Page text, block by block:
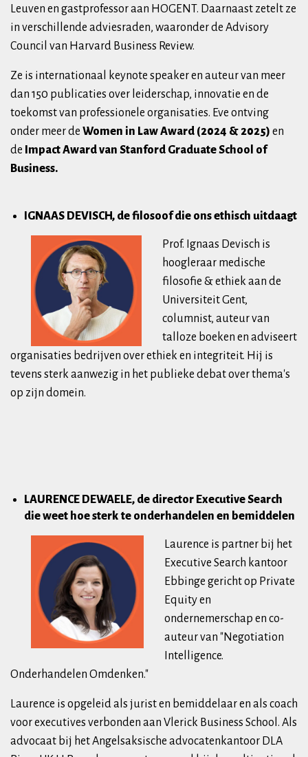
Leuven en gastprofessor aan HOGENT. Daarnaast zetelt ze
in verschillende adviesraden, waaronder de Advisory
Council van Harvard Business Review.
Ze is internationaal keynote speaker en auteur van meer
dan 150 publicaties over leiderschap, innovatie en de
toekomst van professionele organisaties. Eve ontving
onder meer de Women in Law Award (2024 & 2025) en
de Impact Award van Stanford Graduate School of
Business.
IGNAAS DEVISCH, de filosoof die ons ethisch uitdaagt
Prof. Ignaas Devisch is
hoogleraar medische
filosofie & ethiek aan de
Universiteit Gent,
columnist, auteur van
talloze boeken en adviseert
organisaties bedrijven over ethiek en integriteit. Hij is
tevens sterk aanwezig in het publieke debat over thema's
op zijn domein.
LAURENCE DEWAELE, de director Executive Search
die weet hoe sterk te onderhandelen en bemiddelen
Laurence is partner bij het
Executive Search kantoor
Ebbinge gericht op Private
Equity en
ondernemerschap en co-
auteur van "Negotiation
Intelligence.
Onderhandelen Omdenken."
Laurence is opgeleid als jurist en bemiddelaar en als coach
voor executives verbonden aan Vlerick Business School. Als
advocaat bij het Angelsaksische advocatenkantoor DLA